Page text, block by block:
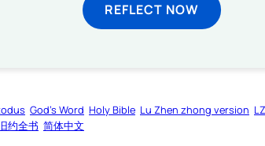
REFLECT NOW
God’s Word Holy Bible Lu Zhen zhong version
约全书 简体中文